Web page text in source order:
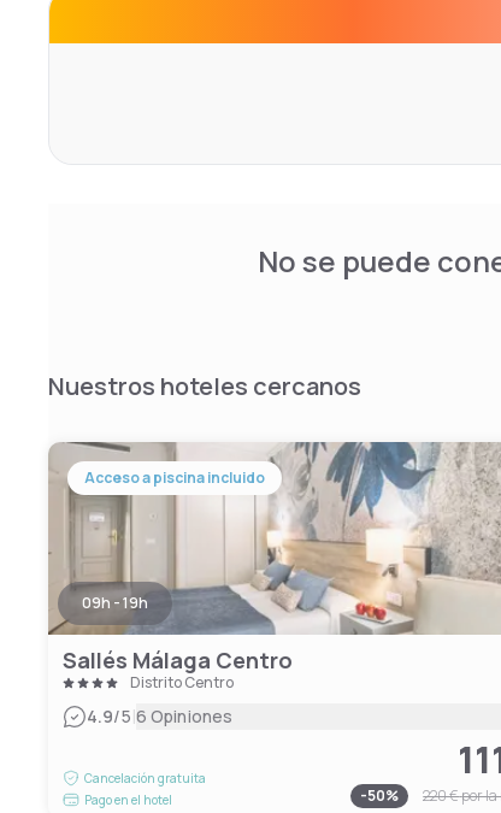
No se puede
Nuestros hoteles cercanos
Acceso a piscina incluido
09h - 19h
Sallés Málaga Centro
Distrito Centro
4.9/5|6 Opiniones
Cancelación gratuita
Pago en el hotel
-50% 220 €por